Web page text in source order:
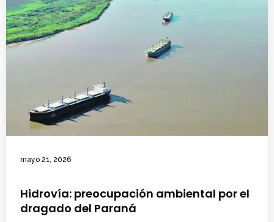
mayo 21, 2026
Hidrovía: preocupación ambiental por el
dragado del Paraná